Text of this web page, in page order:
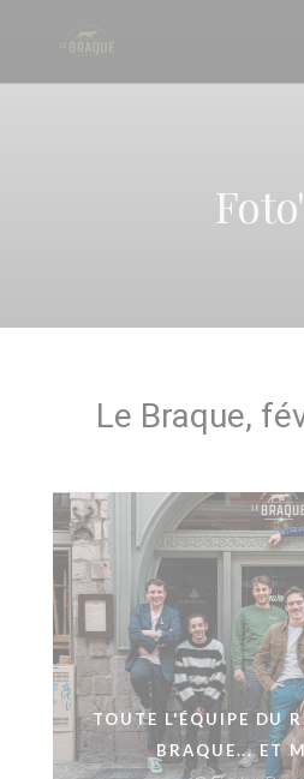
Le Braque,
TOUTE L'ÉQUIPE DU
BRAQUE... ET